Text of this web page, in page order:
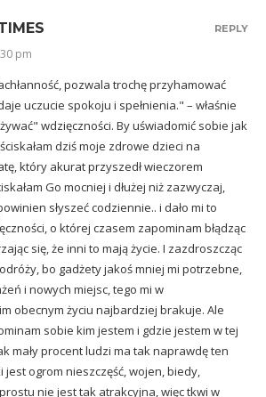
pm
pozwala trochę przyhamować
uczucie spokoju i spełnienia." – właśnie
wdzięczności. By uświadomić sobie jak
dziś moje zdrowe dzieci na
który akurat przyszedł wieczorem
Go mocniej i dłużej niż zazwyczaj,
słyszeć codziennie.. i dało mi to
o której czasem zapominam błądząc
się, że inni to mają życie. I zazdroszcząc
bo gadżety jakoś mniej mi potrzebne,
i nowych miejsc, tego mi w
obecnym życiu najbardziej brakuje. Ale
sobie kim jestem i gdzie jestem w tej
mały procent ludzi ma tak naprawdę ten
ogrom nieszczęść, wojen, biedy,
nie jest tak atrakcyjna, więc tkwi w
REPLY